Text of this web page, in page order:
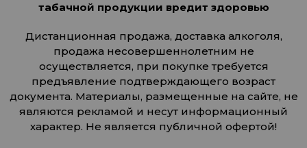
табачной продукции вредит здоровью
Дистанционная продажа, доставка алкоголя,
продажа несовершеннолетним не
осуществляется, при покупке требуется
предъявление подтверждающего возраст
документа. Материалы, размещенные на сайте, не
являются рекламой и несут информационный
характер. Не является публичной офертой!